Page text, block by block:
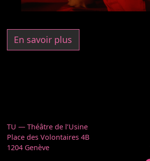
En savoir plus
TU — Théâtre de l’Usine
Place des Volontaires 4B
1204 Genève